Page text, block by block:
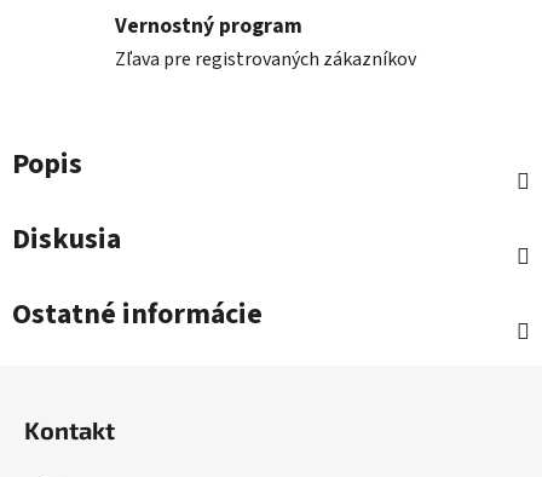
Vernostný program
Zľava pre registrovaných zákazníkov
Popis
Diskusia
Ostatné informácie
Kontakt